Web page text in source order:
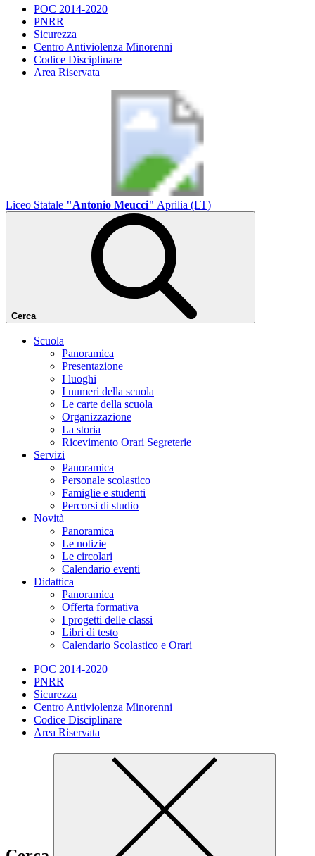
POC 2014-2020
PNRR
Sicurezza
Centro Antiviolenza Minorenni
Codice Disciplinare
Area Riservata
Liceo Statale "Antonio Meucci" Aprilia (LT)
Cerca
Scuola
Panoramica
Presentazione
I luoghi
I numeri della scuola
Le carte della scuola
Organizzazione
La storia
Ricevimento Orari Segreterie
Servizi
Panoramica
Personale scolastico
Famiglie e studenti
Percorsi di studio
Novità
Panoramica
Le notizie
Le circolari
Calendario eventi
Didattica
Panoramica
Offerta formativa
I progetti delle classi
Libri di testo
Calendario Scolastico e Orari
POC 2014-2020
PNRR
Sicurezza
Centro Antiviolenza Minorenni
Codice Disciplinare
Area Riservata